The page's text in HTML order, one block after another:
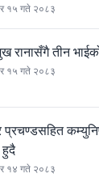
१५ गते २०८३
रानासँगै तीन
१५ गते २०८३
१४ गते २०८३